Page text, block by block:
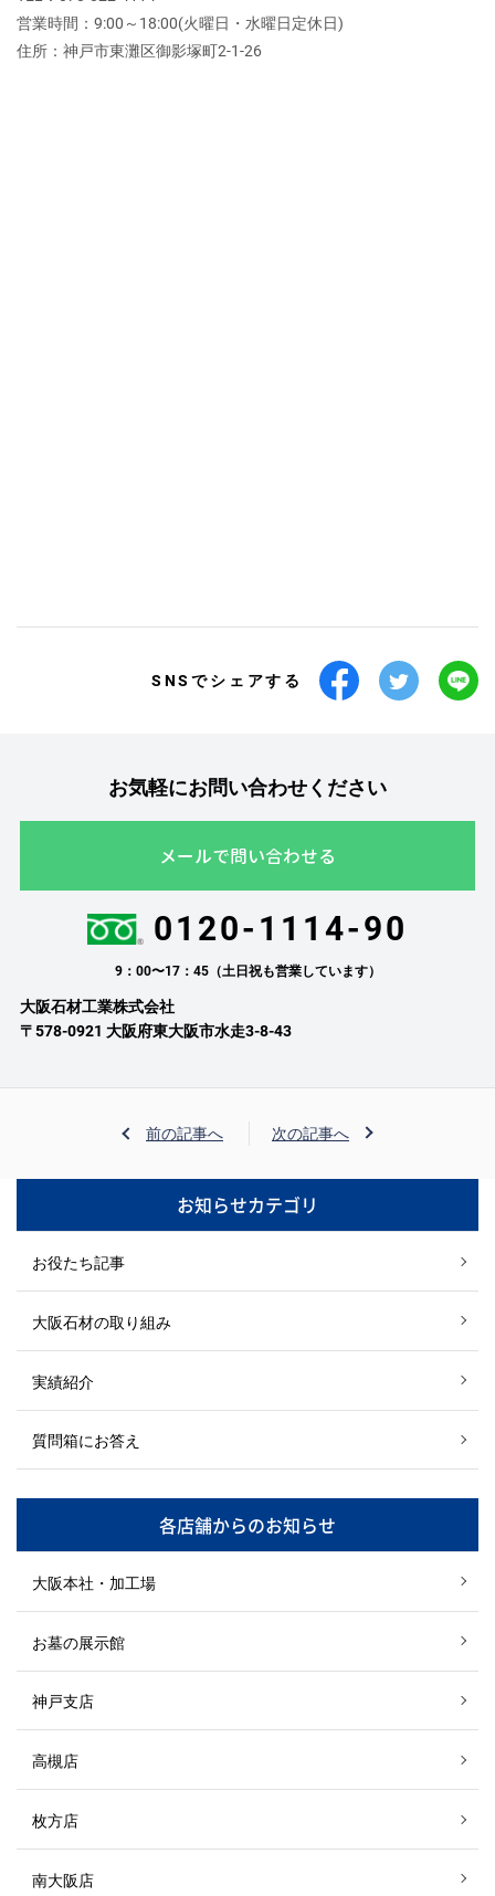
営業時間：9:00～18:00(火曜日・水曜日定休日)
住所：神戸市東灘区御影塚町2‐1‐26
SNSでシェアする
お気軽にお問い合わせください
メールで問い合わせる
0120-1114-90
9：00〜17：45（土日祝も営業しています）
大阪石材工業株式会社
〒578-0921 大阪府東大阪市水走3-8-43
前の記事へ 次の記事へ
お知らせカテゴリ
お役たち記事
大阪石材の取り組み
実績紹介
質問箱にお答え
各店舗からのお知らせ
大阪本社・加工場
お墓の展示館
神戸支店
高槻店
枚方店
南大阪店